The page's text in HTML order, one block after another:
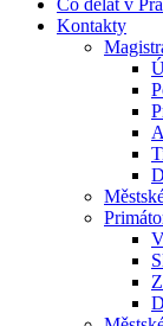
Co dělat v
Kontakty